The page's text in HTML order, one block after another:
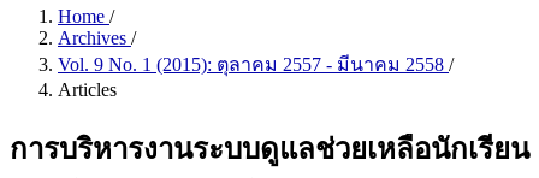
Home /
Archives /
Vol. 9 No. 1 (2015): ตุลาคม 2557 - มีนาคม 2558 /
Articles
การบริหารงานระบบดูแลช่วยเหลือนักเรียน